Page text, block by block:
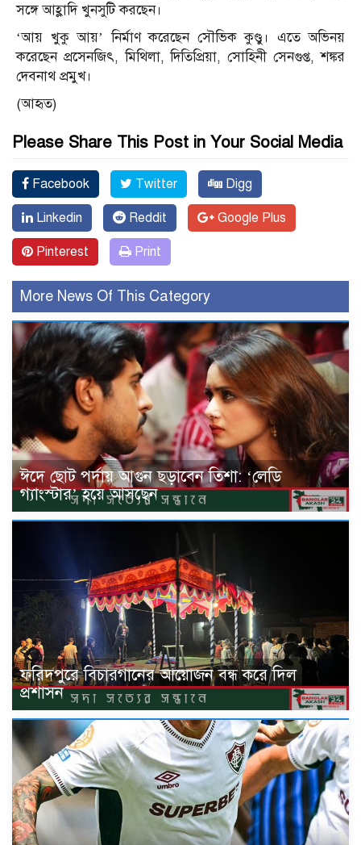
সঙ্গে আহ্লাদি খুনসুটি করছেন।
‘আয় খুকু আয়’ নির্মাণ করেছেন সৌভিক কুণ্ডু। এতে অভিনয়
করেছেন প্রসেনজিৎ, মিথিলা, দিতিপ্রিয়া, সোহিনী সেনগুপ্ত, শঙ্কর
দেবনাথ প্রমুখ।
(আহৃত)
Please Share This Post in Your Social Media
Facebook Twitter Digg
Linkedin Reddit Google Plus
Pinterest Print
More News Of This Category
ঈদে ছোট পর্দায় আগুন ছড়াবেন তিশা: ‘লেডি
গ্যাংস্টার’ হয়ে আসছেন
ফরিদপুরে বিচারগানের আয়োজন বন্ধ করে দিল
প্রশাসন